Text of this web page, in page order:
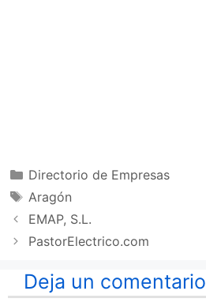
Categorías
Directorio de Empresas
Etiquetas
Aragón
EMAP, S.L.
PastorElectrico.com
Deja un comentario